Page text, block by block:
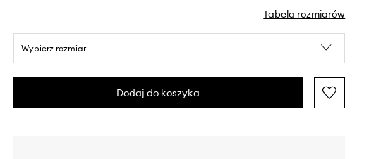
Tabela rozmiarów
Wybierz rozmiar
Dodaj do koszyka